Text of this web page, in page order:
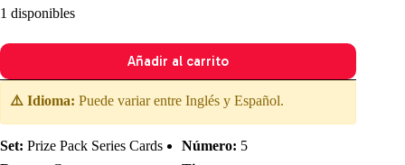
1 disponibles
Añadir al carrito
⚠️ Idioma: Puede variar entre Inglés y Español.
Set: Prize Pack Series Cards Número: 5